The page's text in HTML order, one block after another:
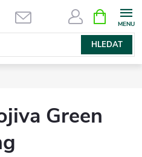
HLEDAT
NÁKUPNÍ
KOŠÍK
Green